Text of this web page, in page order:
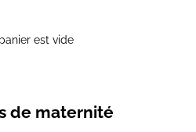
est vide
de maternité